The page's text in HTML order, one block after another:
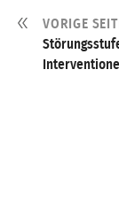
VORIGE